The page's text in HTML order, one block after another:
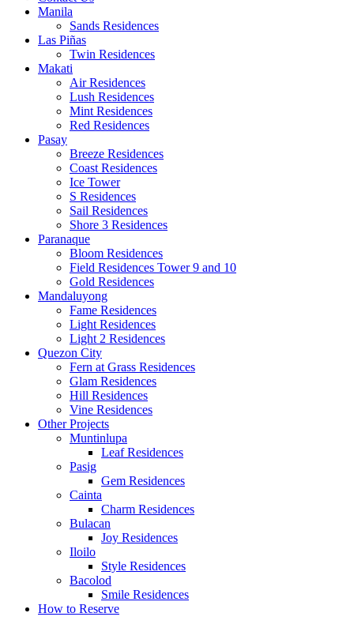
Manila
Sands Residences
Las Piñas
Twin Residences
Makati
Air Residences
Lush Residences
Mint Residences
Red Residences
Pasay
Breeze Residences
Coast Residences
Ice Tower
S Residences
Sail Residences
Shore 3 Residences
Paranaque
Bloom Residences
Field Residences Tower 9 and 10
Gold Residences
Mandaluyong
Fame Residences
Light Residences
Light 2 Residences
Quezon City
Fern at Grass Residences
Glam Residences
Hill Residences
Vine Residences
Other Projects
Muntinlupa
Leaf Residences
Pasig
Gem Residences
Cainta
Charm Residences
Bulacan
Joy Residences
Iloilo
Style Residences
Bacolod
Smile Residences
How to Reserve